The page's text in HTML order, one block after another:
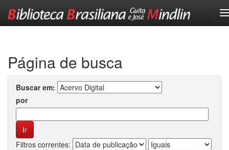
Página de busca
Buscar em:
por
Filtros correntes: